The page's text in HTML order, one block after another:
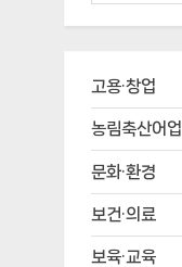
고용·창업
농림축산어업
문화·환경
보건·의료
보육·교육